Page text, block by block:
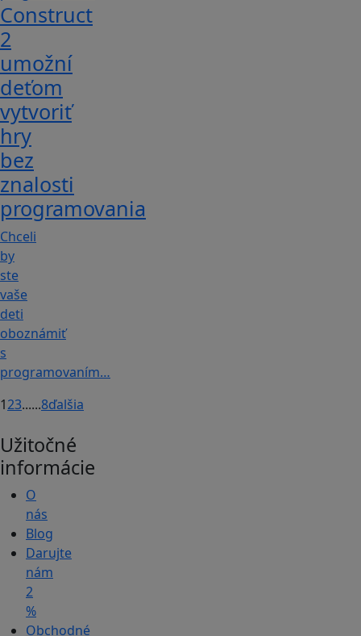
Construct
2
umožní
deťom
vytvoriť
hry
bez
znalosti
programovania
Chceli
by
ste
vaše
deti
oboznámiť
s
programovaním…
123......8ďalšia
Užitočné
informácie
O
nás
Blog
Darujte
nám
2
%
Obchodné